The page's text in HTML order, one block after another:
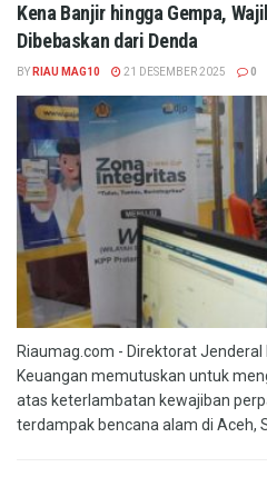
Kena Banjir hingga Gempa,
Dibebaskan dari Denda
BY RIAU MAG10 21 DESEMBER 2025 0
Riaumag.com - Direktorat
Keuangan memutuskan untuk
atas keterlambatan kewajiban
terdampak bencana alam di Aceh,